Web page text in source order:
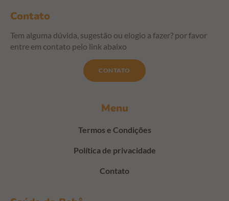
Menu
Termos e Condições
Política de privacidade
Contato
Contato
Tem alguma dúvida, sugestão ou elogio a fazer? por favor
entre em contato pelo link abaixo
CONTATO